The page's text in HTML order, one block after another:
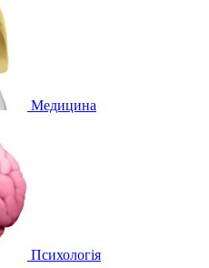
Медицина
Психологія